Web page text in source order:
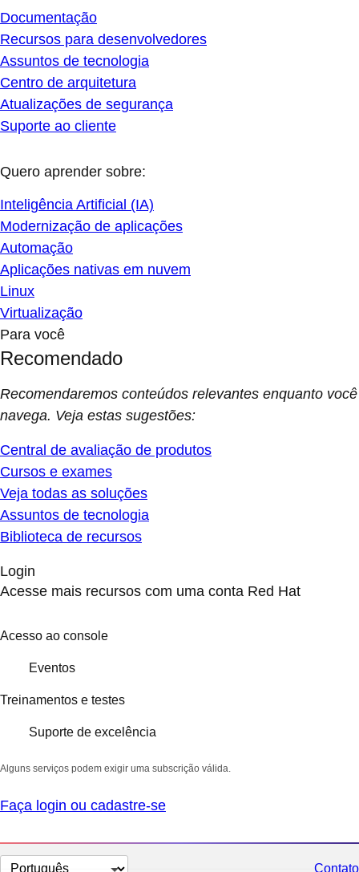
Documentação
Recursos para desenvolvedores
Assuntos de tecnologia
Centro de arquitetura
Atualizações de segurança
Suporte ao cliente
Quero aprender sobre:
Inteligência Artificial (IA)
Modernização de aplicações
Automação
Aplicações nativas em nuvem
Linux
Virtualização
Para você
Recomendado
Recomendaremos conteúdos relevantes enquanto você
navega. Veja estas sugestões:
Central de avaliação de produtos
Cursos e exames
Veja todas as soluções
Assuntos de tecnologia
Biblioteca de recursos
Login
Acesse mais recursos com uma conta Red Hat
Acesso ao console
Eventos
Treinamentos e testes
Suporte de excelência
Alguns serviços podem exigir uma subscrição válida.
Faça login ou cadastre-se
Selecionar
Contato